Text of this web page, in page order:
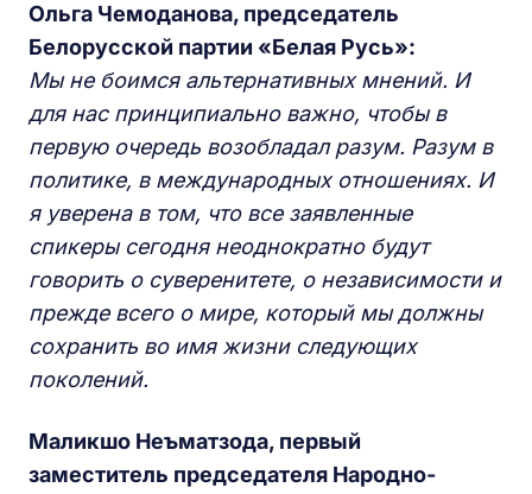
Ольга Чемоданова, председатель
Белорусской партии «Белая Русь»:
Мы не боимся альтернативных мнений. И
для нас принципиально важно, чтобы в
первую очередь возобладал разум. Разум в
политике, в международных отношениях. И
я уверена в том, что все заявленные
спикеры сегодня неоднократно будут
говорить о суверенитете, о независимости и
прежде всего о мире, который мы должны
сохранить во имя жизни следующих
поколений.
Маликшо Неъматзода, первый
заместитель председателя Народно-